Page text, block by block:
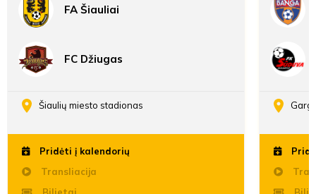
FA Šiauliai
FC Džiugas
Šiaulių miesto stadionas
Pridėti į kalendorių
Transliacija